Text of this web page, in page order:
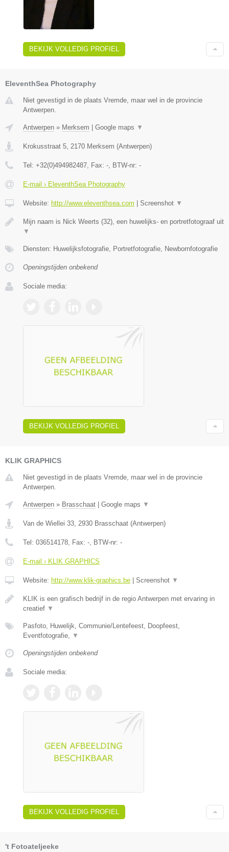
BEKIJK VOLLEDIG PROFIEL
EleventhSea Photography
Niet gevestigd in de plaats Vremde, maar wel in de provincie
Antwerpen.
Antwerpen » Merksem Google maps ▼
Krokusstraat 5, 2170 Merksem (Antwerpen)
Tel: +32(0)494982487, Fax: -, BTW-nr: -
E-mail › EleventhSea Photography
Website: http://www.eleventhsea.com Screenshot ▼
Mijn naam is Nick Weerts (32), een huwelijks- en portretfotograaf uit
▼
Diensten: Huwelijksfotografie, Portretfotografie, Newbornfotografie
Openingstijden onbekend
Sociale media:
BEKIJK VOLLEDIG PROFIEL
KLIK GRAPHICS
Niet gevestigd in de plaats Vremde, maar wel in de provincie
Antwerpen.
Antwerpen » Brasschaat Google maps ▼
Van de Wiellei 33, 2930 Brasschaat (Antwerpen)
Tel: 036514178, Fax: -, BTW-nr: -
E-mail › KLIK GRAPHICS
Website: http://www.klik-graphics.be Screenshot ▼
KLIK is een grafisch bedrijf in de regio Antwerpen met ervaring in
creatief ▼
Pasfoto, Huwelijk, Communie/Lentefeest, Doopfeest,
Eventfotografie, ▼
Openingstijden onbekend
Sociale media:
BEKIJK VOLLEDIG PROFIEL
't Fotoateljeeke